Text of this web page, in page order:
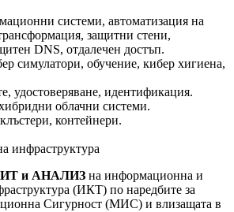
системи, автоматизация на
защитни стени,
DNS, отдалечен достъп.
симулатори, обучение, кибер хигиена,
удостоверяване, идентификация.
облачни системи.
контейнери.
инфраструктура
и АНАЛИЗ на информационна и
(ИКТ) по наредбите за
Сигурност (МИС) и влизащата в